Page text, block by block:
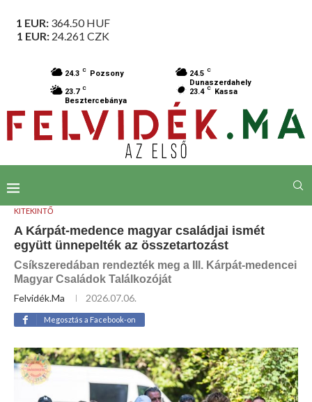
1 EUR: 364.50HUF
1 EUR: 24.261 CZK
24.3 C Pozsony 24.5 C
Dunaszerdahely
23.7 C
Besztercebánya
23.4 C Kassa
KITEKINTŐ
A Kárpát-medence magyar családjai ismét
együtt ünnepelték az összetartozást
Csíkszeredában rendezték meg a III. Kárpát-medencei
Magyar Családok Találkozóját
Felvidék.ma
2026.07.06.
Megosztás a Facebook-on